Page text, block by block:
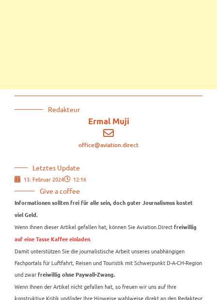
Redakteur
Ermal Muji
office@aviation.direct
Letztes Update
13. Februar 2024 12:16
Give a coffee
Informationen sollten frei für alle sein, doch guter Journalismus kostet
viel Geld.
Wenn Ihnen dieser Artikel gefallen hat, können Sie Aviation.Direct freiwillig
auf eine Tasse Kaffee einladen.
Damit unterstützen Sie die journalistische Arbeit unseres unabhängigen
Fachportals für Luftfahrt, Reisen und Touristik mit Schwerpunkt D-A-CH-Region
und zwar freiwillig ohne Paywall-Zwang.
Wenn Ihnen der Artikel nicht gefallen hat, so freuen wir uns auf Ihre
konstruktive Kritik und/oder Ihre Hinweise wahlweise direkt an den Redakteur